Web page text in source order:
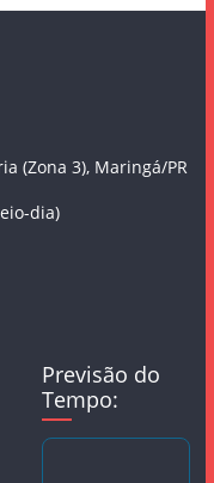
(Zona 3), Maringá/PR
dia)
Previsão do
Tempo: